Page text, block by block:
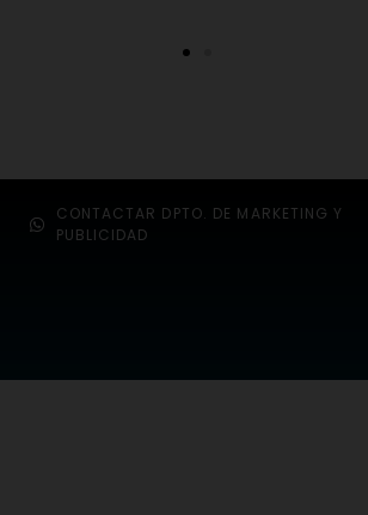
CONTACTAR DPTO. DE MARKETING Y
PUBLICIDAD